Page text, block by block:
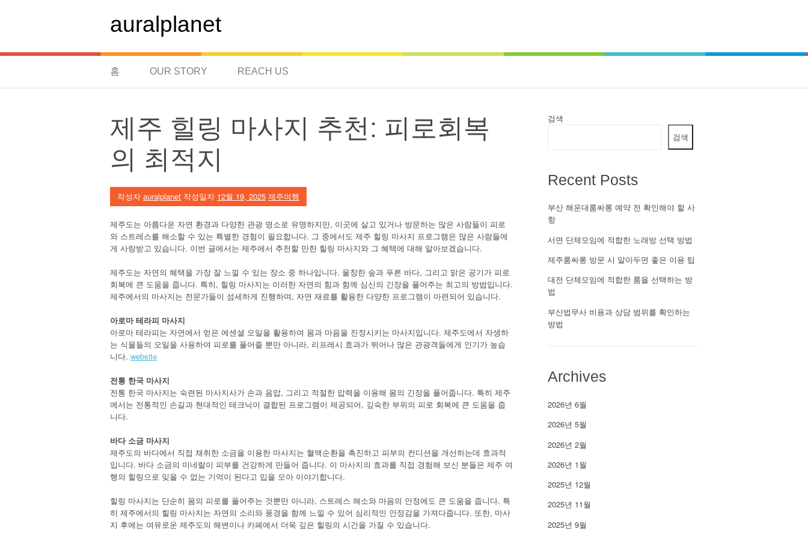
바
기
auralplanet
홈 OUR STORY REACH US
제주 힐링 마사지 추천: 피로회복
의 최적지
작성자 auralplanet 작성일자 12월 19, 2025 제주여행
제주도는 아름다운 자연 환경과 다양한 관광 명소로 유명하지만, 이곳에 살고 있거나 방문하는 많은 사람들이 피로
와 스트레스를 해소할 수 있는 특별한 경험이 필요합니다. 그 중에서도 제주 힐링 마사지 프로그램은 많은 사람들에
게 사랑받고 있습니다. 이번 글에서는 제주에서 추천할 만한 힐링 마사지와 그 혜택에 대해 알아보겠습니다.
제주도는 자연의 혜택을 가장 잘 느낄 수 있는 장소 중 하나입니다. 울창한 숲과 푸른 바다, 그리고 맑은 공기가 피로
회복에 큰 도움을 줍니다. 특히, 힐링 마사지는 이러한 자연의 힘과 함께 심신의 긴장을 풀어주는 최고의 방법입니다.
제주에서의 마사지는 전문가들이 섬세하게 진행하며, 자연 재료를 활용한 다양한 프로그램이 마련되어 있습니다.
아로마 테라피 마사지
아로마 테라피는 자연에서 얻은 에센셜 오일을 활용하여 몸과 마음을 진정시키는 마사지입니다. 제주도에서 자생하
는 식물들의 오일을 사용하여 피로를 풀어줄 뿐만 아니라, 리프레시 효과가 뛰어나 많은 관광객들에게 인기가 높습
니다. website
전통 한국 마사지
전통 한국 마사지는 숙련된 마사지사가 손과 음압, 그리고 적절한 압력을 이용해 몸의 긴장을 풀어줍니다. 특히 제주
에서는 전통적인 손길과 현대적인 테크닉이 결합된 프로그램이 제공되어, 깊숙한 부위의 피로 회복에 큰 도움을 줍
니다.
바다 소금 마사지
제주도의 바다에서 직접 채취한 소금을 이용한 마사지는 혈액순환을 촉진하고 피부의 컨디션을 개선하는데 효과적
입니다. 바다 소금의 미네랄이 피부를 건강하게 만들어 줍니다. 이 마사지의 효과를 직접 경험해 보신 분들은 제주 여
행의 힐링으로 잊을 수 없는 기억이 된다고 입을 모아 이야기합니다.
힐링 마사지는 단순히 몸의 피로를 풀어주는 것뿐만 아니라, 스트레스 해소와 마음의 안정에도 큰 도움을 줍니다. 특
히 제주에서의 힐링 마사지는 자연의 소리와 풍경을 함께 느낄 수 있어 심리적인 안정감을 가져다줍니다. 또한, 마사
지 후에는 여유로운 제주도의 해변이나 카페에서 더욱 깊은 힐링의 시간을 가질 수 있습니다.
검색
검색
Recent Posts
부산 해운대룸싸롱 예약 전 확인해야 할 사
항
서면 단체모임에 적합한 노래방 선택 방법
제주룸싸롱 방문 시 알아두면 좋은 이용 팁
대전 단체모임에 적합한 룸을 선택하는 방
법
부산법무사 비용과 상담 범위를 확인하는
방법
Archives
2026년 6월
2026년 5월
2026년 2월
2026년 1월
2025년 12월
2025년 11월
2025년 9월